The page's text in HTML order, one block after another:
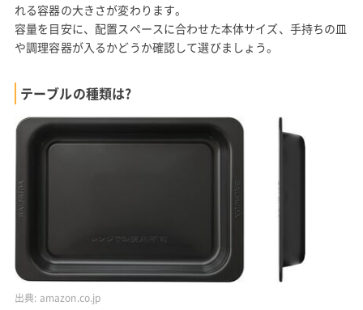
れる容器の大きさが変わります。
容量を目安に、配置スペースに合わせた本体サイズ、手持ちの皿
や調理容器が入るかどうか確認して選びましょう。
テーブルの種類は?
出典: amazon.co.jp